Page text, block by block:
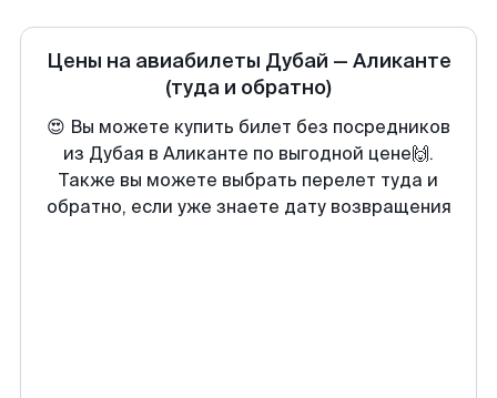
Цены на авиабилеты Дубай — Аликанте
(туда и обратно)
😍 Вы можете купить билет без посредников
из Дубая в Аликанте по выгодной цене🙌.
Также вы можете выбрать перелет туда и
обратно, если уже знаете дату возвращения